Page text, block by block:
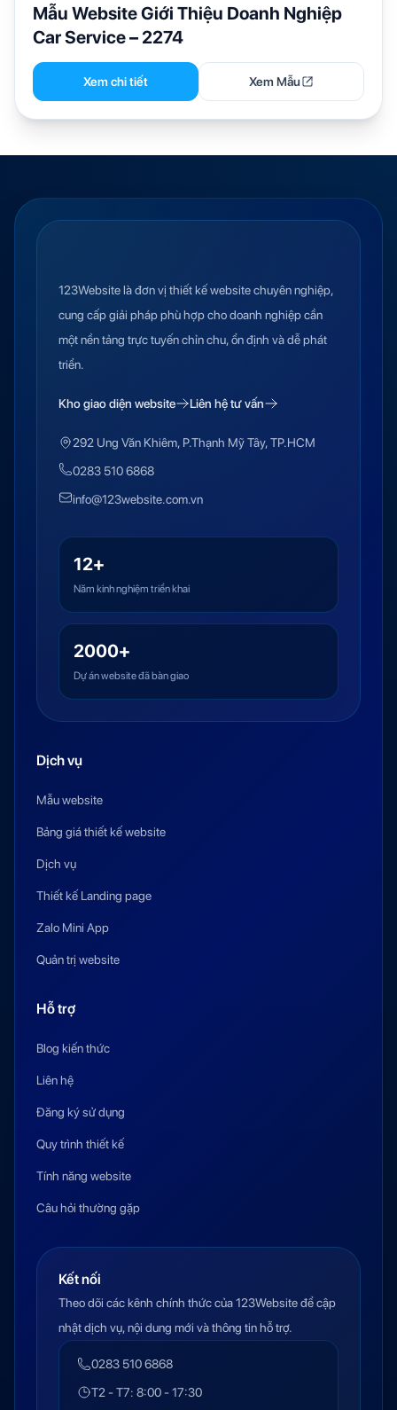
Mẫu Website Giới Thiệu Doanh Nghiệp
Car Service – 2274
Xem chi tiết Xem Mẫu
123Website là đơn vị thiết kế website chuyên nghiệp,
cung cấp giải pháp phù hợp cho doanh nghiệp cần
một nền tảng trực tuyến chỉn chu, ổn định và dễ phát
triển.
Kho giao diện website Liên hệ tư vấn
292 Ung Văn Khiêm, P.Thạnh Mỹ Tây, TP.HCM
0283 510 6868
info@123website.com.vn
12+
Năm kinh nghiệm triển khai
2000+
Dự án website đã bàn giao
Dịch vụ
Mẫu website
Bảng giá thiết kế website
Dịch vụ
Thiết kế Landing page
Zalo Mini App
Quản trị website
Hỗ trợ
Blog kiến thức
Liên hệ
Đăng ký sử dụng
Quy trình thiết kế
Tính năng website
Câu hỏi thường gặp
Kết nối
Theo dõi các kênh chính thức của 123Website để cập
nhật dịch vụ, nội dung mới và thông tin hỗ trợ.
0283 510 6868
T2 - T7: 8:00 - 17:30